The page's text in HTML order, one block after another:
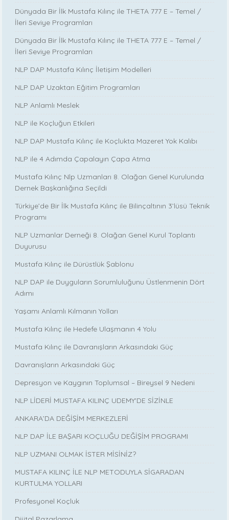
Dünyada Bir İlk Mustafa Kılınç ile THETA 777 E – Temel /
İleri Seviye Programları
Dünyada Bir İlk Mustafa Kılınç ile THETA 777 E – Temel /
İleri Seviye Programları
NLP DAP Mustafa Kılınç İletişim Modelleri
NLP DAP Uzaktan Eğitim Programları
NLP Anlamlı Meslek
NLP ile Koçluğun Etkileri
NLP DAP Mustafa Kılınç ile Koçlukta Mazeret Yok Kalıbı
NLP ile 4 Adımda Çapalayın Çapa Atma
Mustafa Kılınç Nlp Uzmanları 8. Olağan Genel Kurulunda
Dernek Başkanlığına Seçildi
Türkiye’de Bir İlk Mustafa Kılınç ile Bilinçaltının 3’lüsü Teknik
Programı
NLP Uzmanlar Derneği 8. Olağan Genel Kurul Toplantı
Duyurusu
Mustafa Kılınç ile Dürüstlük Şablonu
NLP DAP ile Duyguların Sorumluluğunu Üstlenmenin Dört
Adımı
Yaşamı Anlamlı Kılmanın Yolları
Mustafa Kılınç ile Hedefe Ulaşmanın 4 Yolu
Mustafa Kılınç ile Davranışların Arkasındaki Güç
Davranışların Arkasındaki Güç
Depresyon ve Kaygının Toplumsal – Bireysel 9 Nedeni
NLP LİDERİ MUSTAFA KILINÇ UDEMY'DE SİZİNLE
ANKARA’DA DEĞİŞİM MERKEZLERİ
NLP DAP İLE BAŞARI KOÇLUĞU DEĞİŞİM PROGRAMI
NLP UZMANI OLMAK İSTER MİSİNİZ?
MUSTAFA KILINÇ İLE NLP METODUYLA SİGARADAN
KURTULMA YOLLARI
Profesyonel Koçluk